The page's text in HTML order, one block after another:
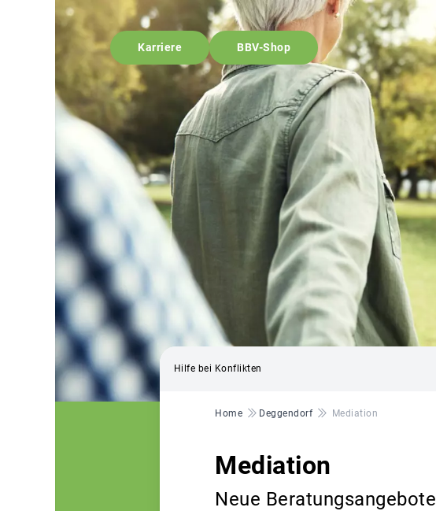
Karriere BBV-Shop
Hilfe bei Konflikten
Pfadnavigation
Home Deggendorf Mediation
Mediation
Neue Beratungsangebote